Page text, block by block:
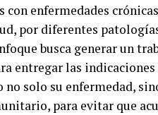
con enfermedades
por diferentes
busca generar un
entregar las
no solo su enfermedad,
para evitar que